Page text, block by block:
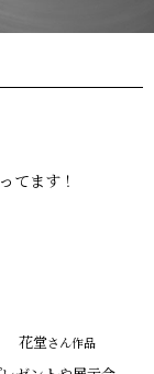
てます！
花堂さん作品